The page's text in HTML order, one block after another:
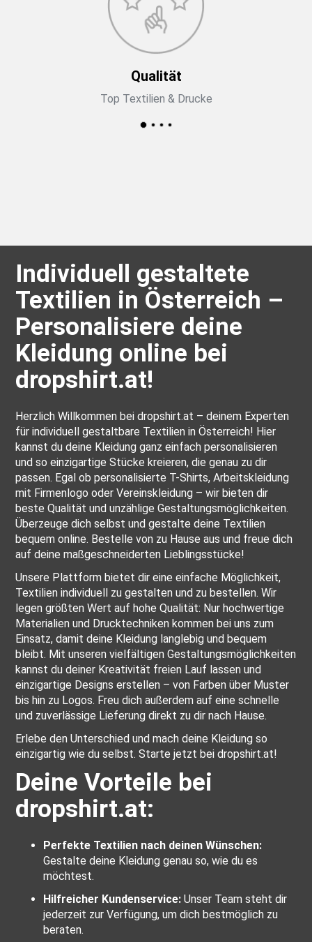
Qualität
Top Textilien & Drucke
Individuell gestaltete
Textilien in Österreich –
Personalisiere deine
Kleidung online bei
dropshirt.at!
Herzlich Willkommen bei dropshirt.at – deinem Experten
für individuell gestaltbare Textilien in Österreich! Hier
kannst du deine Kleidung ganz einfach personalisieren
und so einzigartige Stücke kreieren, die genau zu dir
passen. Egal ob personalisierte T-Shirts, Arbeitskleidung
mit Firmenlogo oder Vereinskleidung – wir bieten dir
beste Qualität und unzählige Gestaltungsmöglichkeiten.
Überzeuge dich selbst und gestalte deine Textilien
bequem online. Bestelle von zu Hause aus und freue dich
auf deine maßgeschneiderten Lieblingsstücke!
Unsere Plattform bietet dir eine einfache Möglichkeit,
Textilien individuell zu gestalten und zu bestellen. Wir
legen größten Wert auf hohe Qualität: Nur hochwertige
Materialien und Drucktechniken kommen bei uns zum
Einsatz, damit deine Kleidung langlebig und bequem
bleibt. Mit unseren vielfältigen Gestaltungsmöglichkeiten
kannst du deiner Kreativität freien Lauf lassen und
einzigartige Designs erstellen – von Farben über Muster
bis hin zu Logos. Freu dich außerdem auf eine schnelle
und zuverlässige Lieferung direkt zu dir nach Hause.
Erlebe den Unterschied und mach deine Kleidung so
einzigartig wie du selbst. Starte jetzt bei dropshirt.at!
Deine Vorteile bei
dropshirt.at:
Perfekte Textilien nach deinen Wünschen:
Gestalte deine Kleidung genau so, wie du es
möchtest.
Hilfreicher Kundenservice: Unser Team steht dir
jederzeit zur Verfügung, um dich bestmöglich zu
beraten.